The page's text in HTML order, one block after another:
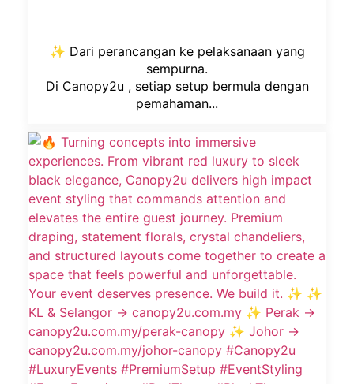
✨ Dari perancangan ke pelaksanaan yang
sempurna.
Di Canopy2u , setiap setup bermula dengan
pemahaman...